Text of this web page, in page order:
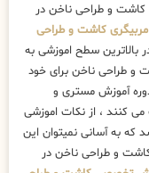
کاشت و طراحی ناخن در
کاشت و طراحی
بالاترین سطح اموزشی به
و طراحی ناخن برای خود
آموزش مستری و
کنند ، از نکات اموزشی
که به آسانی نمیتوان این
و طراحی ناخن در